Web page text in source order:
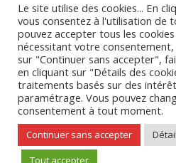
Divers
Sur mastodon
Copyright © All
Proudly powered by
Le site utilise des cookies... En
vous consentez à l'utilisation de
pouvez accepter tous les
nécessitant votre
sur "Continuer sans accepter",
en cliquant sur "Détails des
traitements basés sur des
paramétrage. Vous pouvez
consentement à tout moment.
Continuer sans accepter
Tout accepter